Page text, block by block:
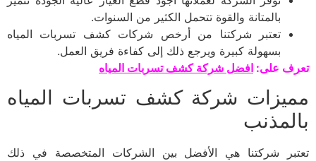
بالمتانة والقوة تتحمل الكثير من السنوات.
تعتبر شركتنا من أرخص شركات كشف تسربات المياه
بسهولة كبيرة ويرجع ذلك إلى كفاءة فريق العمل.
تعرف على: افضل شركة كشف تسربات المياه
مميزات شركة كشف تسربات المياه
بالمذنب
تعتبر شركتنا هي الأفضل بين الشركات المتخصصة في ذلك